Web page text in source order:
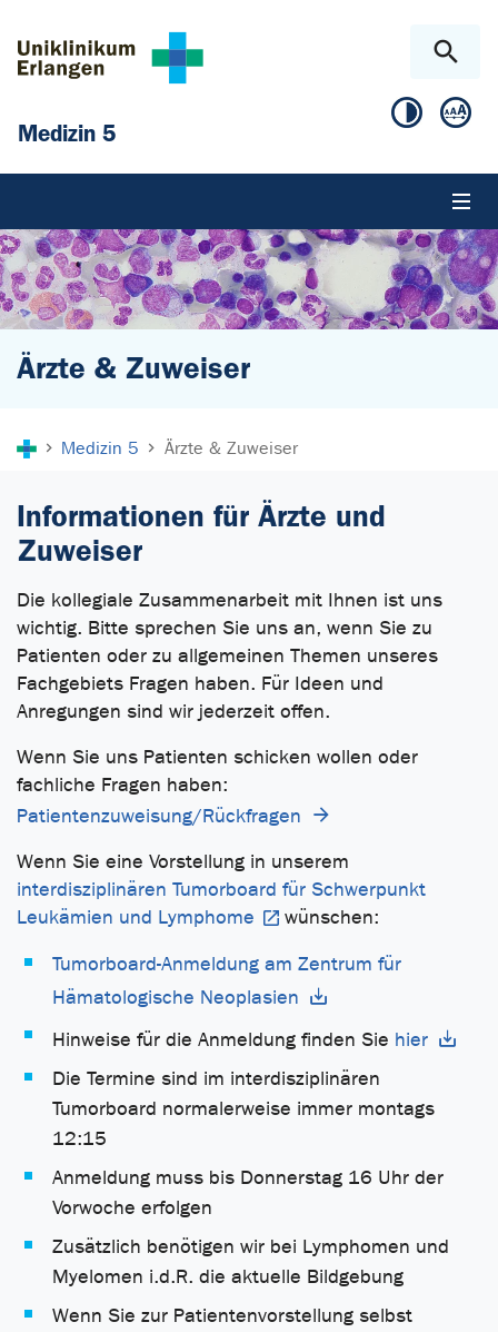
Medizin 5
Ärzte & Zuweiser
Medizin 5 Ärzte & Zuweiser
Informationen für Ärzte und
Zuweiser
Die kollegiale Zusammenarbeit mit Ihnen ist uns
wichtig. Bitte sprechen Sie uns an, wenn Sie zu
Patienten oder zu allgemeinen Themen unseres
Fachgebiets Fragen haben. Für Ideen und
Anregungen sind wir jederzeit offen.
Wenn Sie uns Patienten schicken wollen oder
fachliche Fragen haben:
Patientenzuweisung/Rückfragen
Wenn Sie eine Vorstellung in unserem
interdisziplinären Tumorboard für Schwerpunkt
Leukämien und Lymphome
wünschen:
Tumorboard-Anmeldung am Zentrum für
Hämatologische Neoplasien
Hinweise für die Anmeldung finden Sie hier
Die Termine sind im interdisziplinären
Tumorboard normalerweise immer montags
12:15
Anmeldung muss bis Donnerstag 16 Uhr der
Vorwoche erfolgen
Zusätzlich benötigen wir bei Lymphomen und
Myelomen i.d.R. die aktuelle Bildgebung
Wenn Sie zur Patientenvorstellung selbst